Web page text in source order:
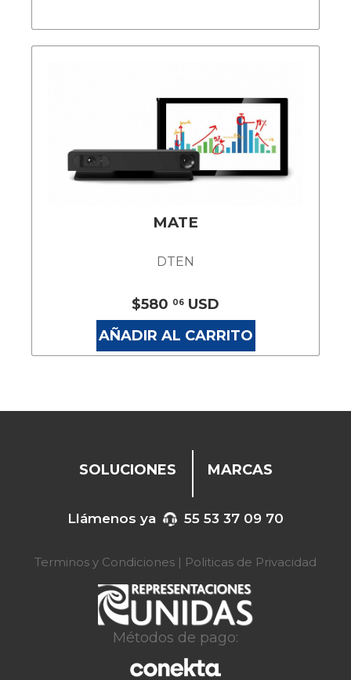
MATE
DTEN
$580 06 USD
AÑADIR AL CARRITO
SOLUCIONES MARCAS
Llámenos ya 55 53 37 09 70
Terminos y Condiciones | Politicas de Privacidad
Métodos de pago: